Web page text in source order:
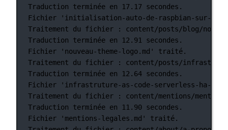
Traduction
terminée en 17.17
secondes.
Fichier
'initialisation-auto-de-raspbian-sur-
Traitement
du fichier :
content/posts/blog/
Traduction
terminée en 12.91
secondes.
Fichier
'nouveau-theme-logo.md'
traité.
Traitement
du fichier :
content/posts/
Traduction
terminée en 12.64 secondes.
Fichier
'infrastruture-as-code-serverless-ha-
Traitement
du fichier :
content/mentions/
Traduction
terminée en 11.90 secondes.
Fichier
'mentions-legales.md'
traité.